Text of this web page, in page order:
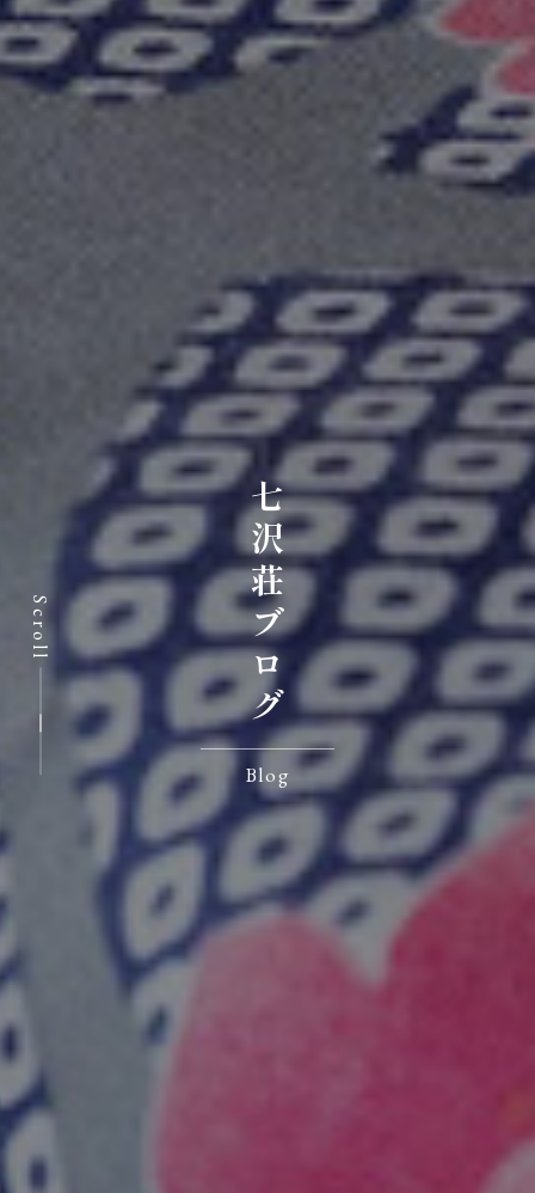
七沢荘ブログ
Blog
Scroll